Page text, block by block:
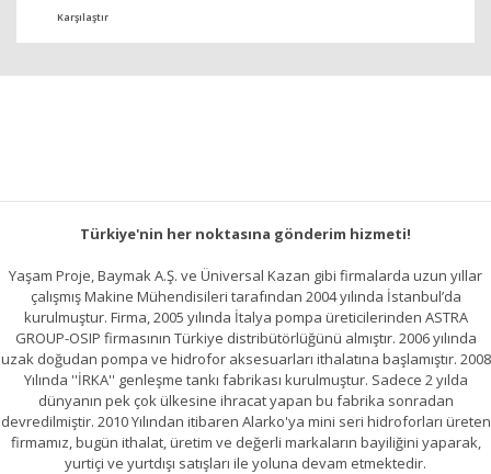
Karşılaştır
Türkiye'nin her noktasına gönderim hizmeti!
Yaşam Proje, Baymak A.Ş. ve Üniversal Kazan gibi firmalarda uzun yıllar
çalışmış Makine Mühendisileri tarafından 2004 yılında İstanbul’da
kurulmuştur. Firma, 2005 yılında İtalya pompa üreticilerinden ASTRA
GROUP-OSIP firmasının Türkiye distribütörlüğünü almıştır. 2006 yılında
uzak doğudan pompa ve hidrofor aksesuarları ithalatına başlamıştır. 2008
Yılında ''İRKA'' genleşme tankı fabrikası kurulmuştur. Sadece 2 yılda
dünyanın pek çok ülkesine ihracat yapan bu fabrika sonradan
devredilmiştir. 2010 Yılından itibaren Alarko'ya mini seri hidroforları üreten
firmamız, bugün ithalat, üretim ve değerli markaların bayiliğini yaparak,
yurtiçi ve yurtdışı satışları ile yoluna devam etmektedir.